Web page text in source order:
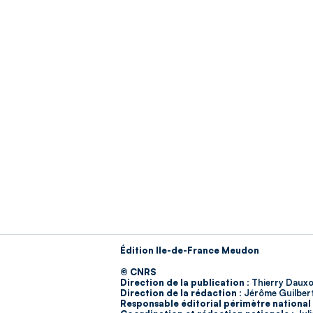
Édition Ile-de-France Meudon
© CNRS
Direction de la publication : Thierry
Direction de la rédaction : Jérôme
Responsable éditorial périmètre national